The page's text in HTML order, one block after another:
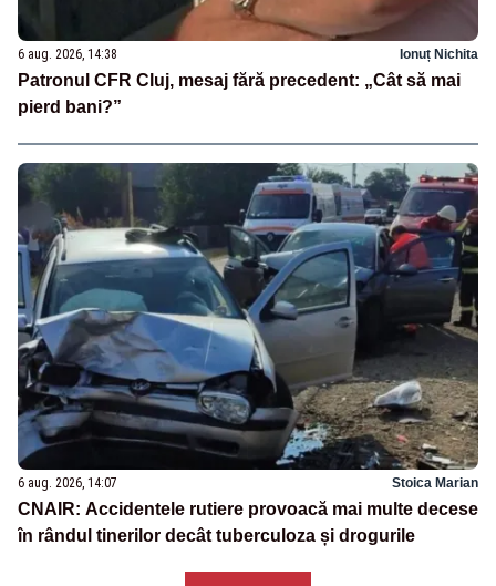
6 aug. 2026, 14:38 Ionuț Nichita
Patronul CFR Cluj, mesaj fără precedent: „Cât să mai
pierd bani?”
6 aug. 2026, 14:07 Stoica Marian
CNAIR: Accidentele rutiere provoacă mai multe decese
în rândul tinerilor decât tuberculoza și drogurile